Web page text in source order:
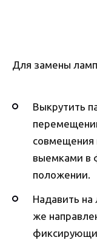
Для замены
Выкрутить
совмещения
выемками в
положении.
Надавить на
же